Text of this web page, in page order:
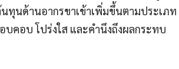
ทุนด้านอากรขาเข้าเพิ่มขึ้นตามประเภท
คอบ โปร่งใส และคำนึงถึงผลกระทบ